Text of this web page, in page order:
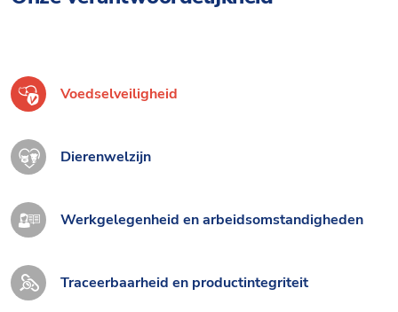
Voedselveiligheid
Dierenwelzijn
Werkgelegenheid en arbeidsomstandigheden
Traceerbaarheid en productintegriteit